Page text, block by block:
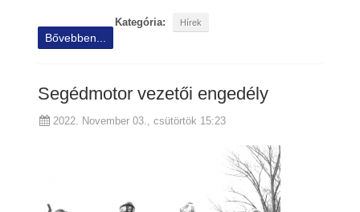
Kategória: Hírek
Bővebben...
Segédmotor vezetői engedély
2022. November 03., csütörtök 15:23